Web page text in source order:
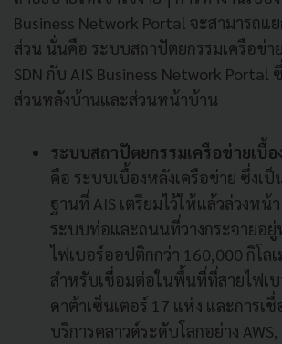
Business Network Portal จะสามารถแ
ส่วน นั่นคือ ระบบสถาปัตยกรรมเครือข่า
SDN กับ AIS Business Network
ส่วนหลังบ้านและส่วนหน้าบ้าน
ระบบสถาปัตยกรรมเครือข่ายเบื้อ
คือ ระบบเบื้องหลังเครือข่าย ซึ่งเป็
ฐานที่ AIS เตรียมไว้ให้แล้วล่วงหน้
ระบบท่อและถนนที่วางกระจายอยู่
ไฟเบอร์ออปติกกว่า 160,000 กิโลเ
สำหรับเชื่อมต่อในพื้นที่ที่สายไฟเบ
ดาต้าเซ็นเตอร์ 17 แห่ง และการเ
บริการคลาวด์ระดับโลกอย่าง